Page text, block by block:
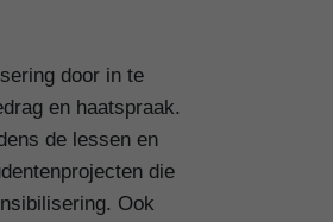
door in te
en haatspraak.
de lessen en
die
Ook